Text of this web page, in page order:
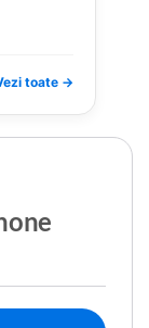
toate →